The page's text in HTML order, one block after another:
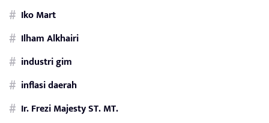
Iko Mart
Ilham Alkhairi
industri gim
inflasi daerah
Ir. Frezi Majesty ST. MT.